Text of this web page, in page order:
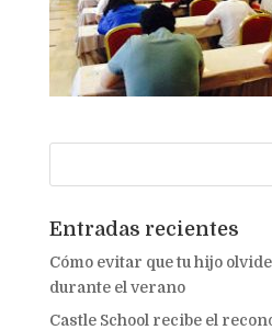
Entradas recientes
Cómo evitar que tu hijo
durante el verano
Castle School recibe el